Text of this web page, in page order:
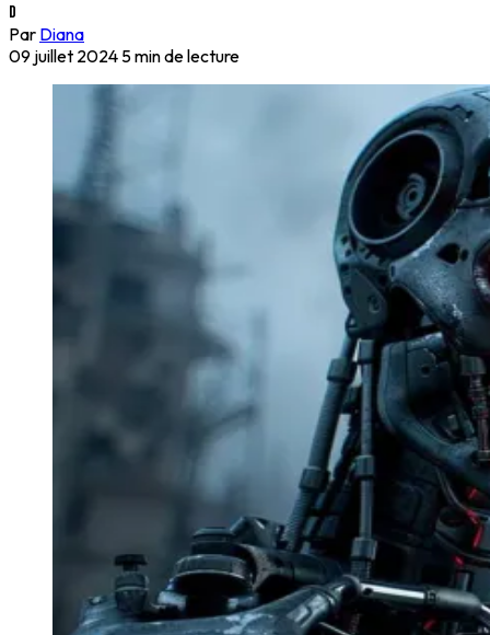
D
Par Diana
09 juillet 2024 5 min de lecture